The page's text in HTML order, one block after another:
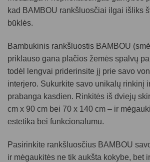
kad BAMBOU rankšluosčiai ilgai išliks
būklės.
Bambukinis rankšluostis BAMBOU
priklauso gana plačios žemės spalvų
todėl lengvai priderinsite jį prie savo
interjero. Sukurkite savo unikalų rinkinį
prabanga kasdien. Rinkitės iš dviejų
cm x 90 cm bei 70 x 140 cm – ir
estetika bei funkcionalumu.
Pasirinkite rankšluosčius BAMBOU
ir mėgaukitės ne tik aukšta kokybe, bet